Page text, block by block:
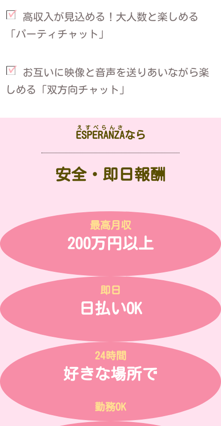
高収入が見込める！大人数と楽しめる
「パーティチャット」
お互いに映像と音声を送りあいながら楽
しめる「双方向チャット」
ESPERANZA
えすぺらんさ
なら
安全・即日報酬
最高月収
200万円以上
即日
日払いOK
24時間
好きな場所で
勤務OK